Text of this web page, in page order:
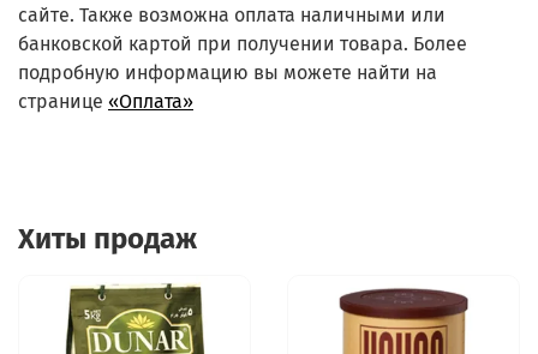
сайте. Также возможна оплата наличными или
банковской картой при получении товара. Более
подробную информацию вы можете найти на
странице «Оплата»
Хиты продаж